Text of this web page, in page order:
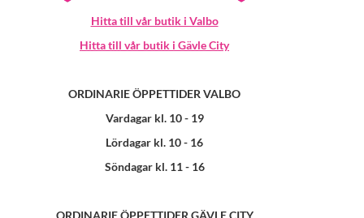
Hitta till vår butik i Valbo
Hitta till vår butik i Gävle City
ORDINARIE ÖPPETTIDER VALBO
Vardagar kl. 10 - 19
Lördagar kl. 10 - 16
Söndagar kl. 11 - 16
ORDINARIE ÖPPETTIDER GÄVLE CITY